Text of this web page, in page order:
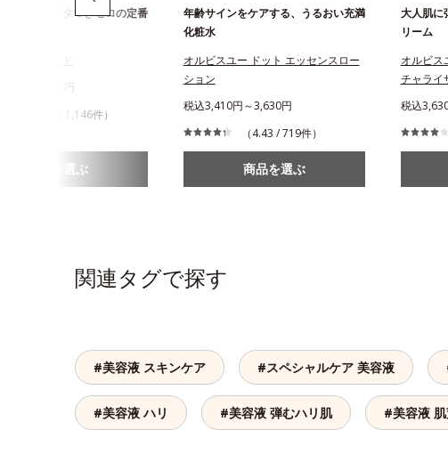
即落ち！ベタつきゼロの定番
円～1,467円
（4.47 / 1,146件）
商品を選ぶ
年齢サインをケアする、うるおい充満
化粧水
オルビスユー ドット エッセンスロー
ション
税込3,410円～3,630円
（4.43 / 719件）
商品を選ぶ
大人肌に
リーム
オルビス
チャライ
税込
関連タグで探す
#美容液 スキンケア #スペシャルケア 美容液
#美容液 ハリ #美容液 弾むハリ肌 #美容液